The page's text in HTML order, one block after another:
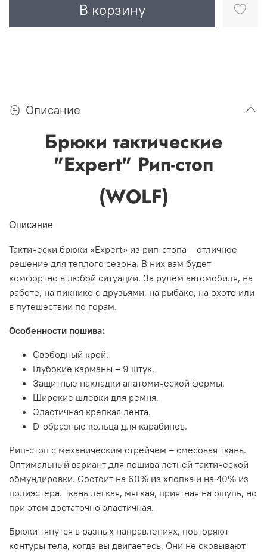
В корзину
Описание
Брюки тактические
"Expert" Рип-стоп
(WOLF)
Описание
Тактически брюки «Expert» из рип-стопа – отличное
решение для теплого сезона. В них вам будет
комфортно в любой ситуации. За рулем автомобиля, на
работе, на пикнике с друзьями, на рыбаке, на охоте или
в путешествии по горам.
Особенности пошива:
Свободный крой.
Глубокие карманы – 9 штук.
Защитные накладки анатомической формы.
Широкие шлевки для ремня.
Эластичная крепкая лента.
D-образные кольца для карабинов.
Рип-стоп с механическим стрейчем – смесовая ткань.
Оптимальный вариант для пошива летней тактической
обмундировки. Состоит на 60% из хлопка и на 40% из
полиэстера. Ткань легкая, мягкая, приятная на ощупь, но
при этом достаточно эластичная.
Брюки тянутся в разных направлениях, повторяют
контуры тела, когда вы двигаетесь. Они не сковывают